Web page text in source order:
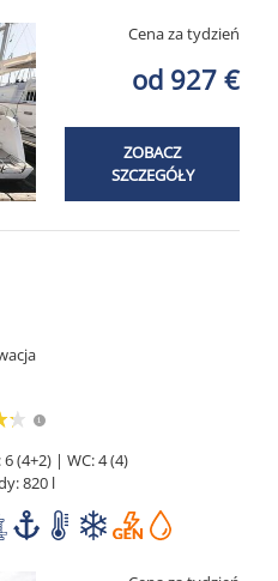
Cena za tydzień
od 927 €
ZOBACZ
SZCZEGÓŁY
(4+2) | WC: 4 (4)
820 l